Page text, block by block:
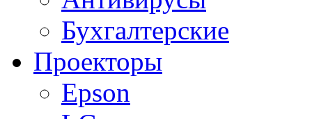
Бухгалтерские
Проекторы
Epson